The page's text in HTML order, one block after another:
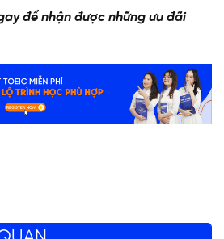
để nhận được những ưu đãi